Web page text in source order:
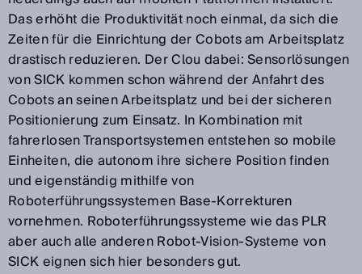
Das erhöht die Produktivität noch einmal, da sich die
Zeiten für die Einrichtung der Cobots am Arbeitsplatz
drastisch reduzieren. Der Clou dabei: Sensorlösungen
von SICK kommen schon während der Anfahrt des
Cobots an seinen Arbeitsplatz und bei der sicheren
Positionierung zum Einsatz. In Kombination mit
fahrerlosen Transportsystemen entstehen so mobile
Einheiten, die autonom ihre sichere Position finden
und eigenständig mithilfe von
Roboterführungssystemen Base-Korrekturen
vornehmen. Roboterführungssysteme wie das PLR
aber auch alle anderen Robot-Vision-Systeme von
SICK eignen sich hier besonders gut.